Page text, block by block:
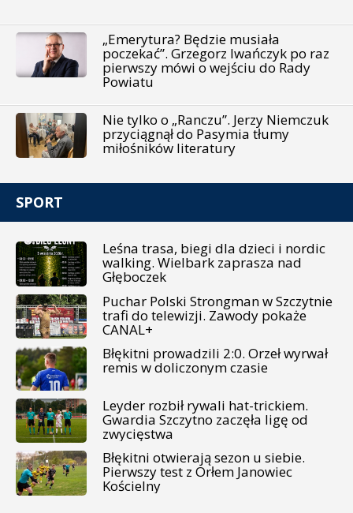
„Emerytura? Będzie musiała
poczekać”. Grzegorz Iwańczyk po raz
pierwszy mówi o wejściu do Rady
Powiatu
Nie tylko o „Ranczu”. Jerzy Niemczuk
przyciągnął do Pasymia tłumy
miłośników literatury
SPORT
Leśna trasa, biegi dla dzieci i nordic
walking. Wielbark zaprasza nad
Głęboczek
Puchar Polski Strongman w Szczytnie
trafi do telewizji. Zawody pokaże
CANAL+
Błękitni prowadzili 2:0. Orzeł wyrwał
remis w doliczonym czasie
Leyder rozbił rywali hat-trickiem.
Gwardia Szczytno zaczęła ligę od
zwycięstwa
Błękitni otwierają sezon u siebie.
Pierwszy test z Orłem Janowiec
Kościelny